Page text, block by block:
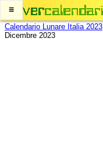
≡
Calendario Lunare Italia 2023
Dicembre 2023